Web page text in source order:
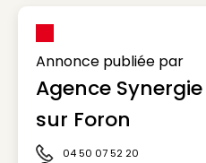
Annonce publiée par
Agence
sur Foron
04 50 07 52 20